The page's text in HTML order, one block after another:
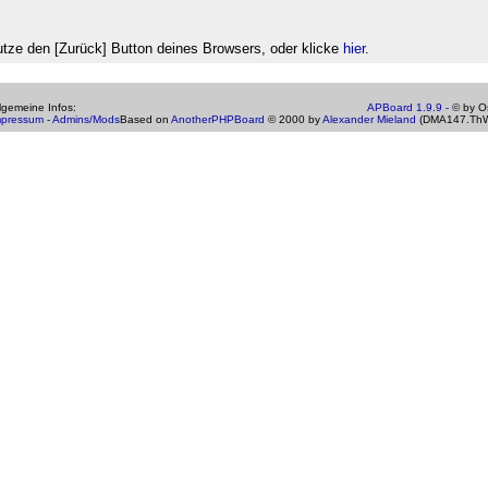
den [Zurück] Button deines Browsers, oder klicke hier.
Infos:
-Admins/Mods
APBoard 1.9.9 - © by
Based on AnotherPHPBoard © 2000 byAlexander Mieland